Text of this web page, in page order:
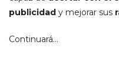
publicidad y mejorar sus
Continuará…